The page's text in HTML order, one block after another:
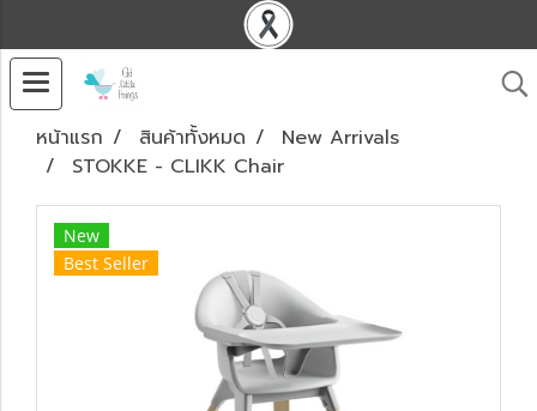
หน้าแรก สินค้าทั้งหมด
New Arrivals
STOKKE - CLIKK Chair
New
Best Seller